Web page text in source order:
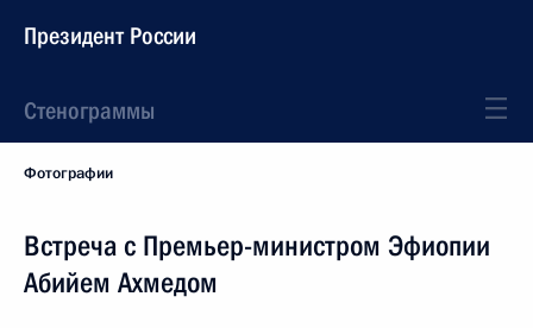
Президент России
Стенограммы
Фотографии
Встреча с Премьер-министром Эфиопии
Абийем Ахмедом